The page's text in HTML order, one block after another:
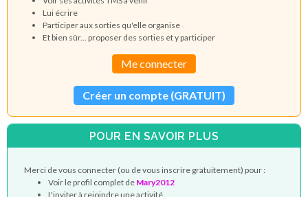
Lui écrire
Participer aux sorties qu'elle organise
Et bien sûr... proposer des sorties et y participer
Me connecter
Créer un compte (GRATUIT)
POUR EN SAVOIR PLUS
Merci de vous connecter (ou de vous inscrire gratuitement) pour :
Voir le profil complet de Mary2012
L'inviter à rejoindre une activité